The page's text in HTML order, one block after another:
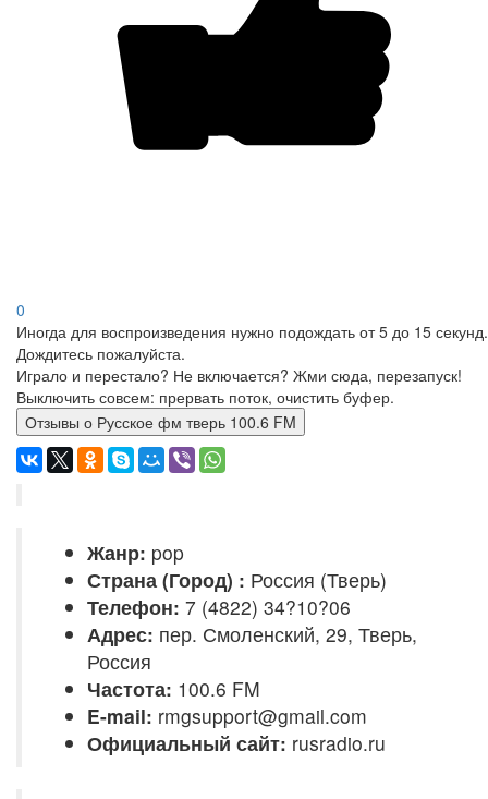
0
Иногда для воспроизведения нужно подождать от 5 до 15 секунд.
Дождитесь пожалуйста.
Играло и перестало? Не включается? Жми сюда, перезапуск!
Выключить совсем: прервать поток, очистить буфер.
Отзывы о Русское фм тверь 100.6 FM
Жанр: pop
Страна (Город) : Россия (Тверь)
Телефон: 7 (4822) 34?10?06
Адрес: пер. Смоленский, 29, Тверь,
Россия
Частота: 100.6 FM
E-mail: rmgsupport@gmail.com
Официальный сайт: rusradio.ru